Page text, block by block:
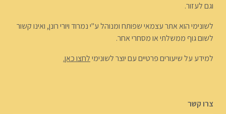
וגם לעזור.
לשונימי הוא אתר עצמאי שפותח ומנוהל ע"י נמרוד ויורי רונן, ואינו קשור
לשום גוף ממשלתי או מסחרי אחר.
למידע על שיעורים פרטיים עם יוצר לשונימילחצו כאן.
צרו קשר